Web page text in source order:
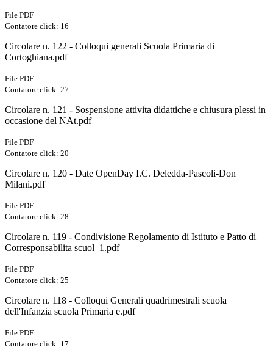
File PDF
Contatore click: 16
Circolare n. 122 - Colloqui generali Scuola Primaria di
Cortoghiana.pdf
File PDF
Contatore click: 27
Circolare n. 121 - Sospensione attivita didattiche e chiusura plessi in
occasione del NAt.pdf
File PDF
Contatore click: 20
Circolare n. 120 - Date OpenDay I.C. Deledda-Pascoli-Don
Milani.pdf
File PDF
Contatore click: 28
Circolare n. 119 - Condivisione Regolamento di Istituto e Patto di
Corresponsabilita scuol_1.pdf
File PDF
Contatore click: 25
Circolare n. 118 - Colloqui Generali quadrimestrali scuola
dell'Infanzia scuola Primaria e.pdf
File PDF
Contatore click: 17